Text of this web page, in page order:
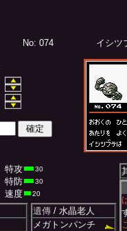
No: 074 イシツ
特攻 30
特防 30
速度 20
遺傳/ 水晶老人
メガトンパンチ